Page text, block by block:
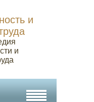
и
и